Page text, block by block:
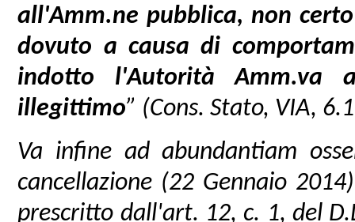
all'Amm.ne pubblica, non
dovuto a causa di
indotto l'Autorità Amm.va
illegittimo” (Cons. Stato, VIA,
Va infine ad abundantiam
cancellazione (22 Gennaio
prescritto dall'art. 12, c. 1, del